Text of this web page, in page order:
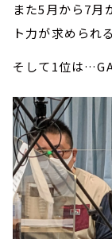
また5月から7月
ト力が求められ
そして1位は